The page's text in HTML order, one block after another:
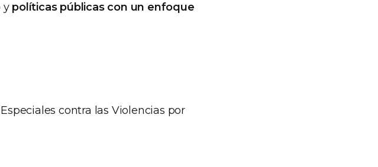
y políticas públicas con un enfoque
contra las Violencias por